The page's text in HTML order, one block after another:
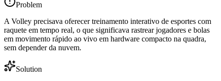
Problem
A Volley precisava oferecer treinamento interativo de esportes com
raquete em tempo real, o que significava rastrear jogadores e bolas
em movimento rápido ao vivo em hardware compacto na quadra,
sem depender da nuvem.
Solution